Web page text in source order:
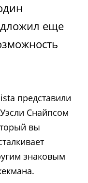
еще
представили
Снайпсом
вы
знаковым